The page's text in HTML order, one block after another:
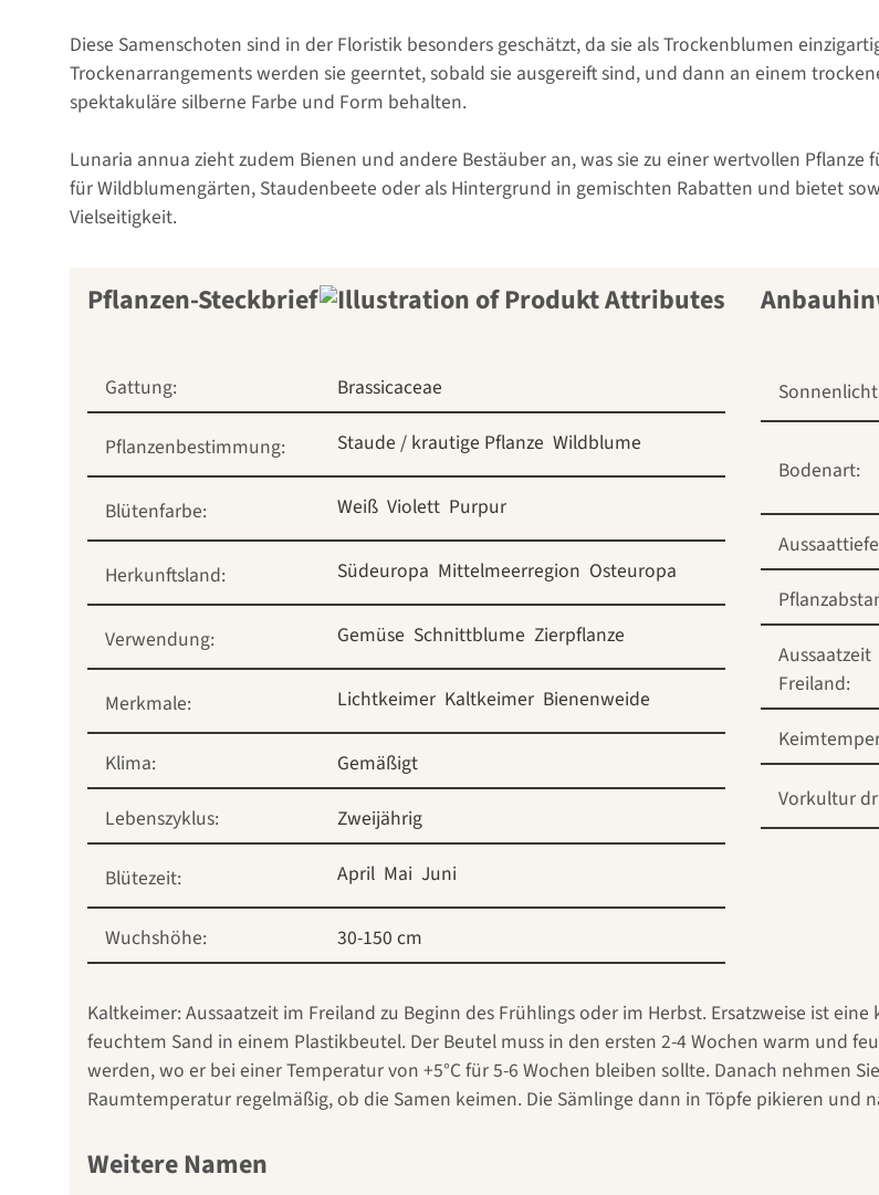
Diese Samenschoten sind in der Floristik besonders geschätzt, da sie als Trockenblumen
Trockenarrangements werden sie geerntet, sobald sie ausgereift sind, und dann an einem
spektakuläre silberne Farbe und Form behalten.
Lunaria annua zieht zudem Bienen und andere Bestäuber an, was sie zu einer wertvollen
für Wildblumengärten, Staudenbeete oder als Hintergrund in gemischten Rabatten und bietet
Vielseitigkeit.
Pflanzen-Steckbrief
Gattung: Brassicaceae
Pflanzenbestimmung: Staude / krautige Pflanze Wildblume
Blütenfarbe: Weiß Violett Purpur
Herkunftsland: Südeuropa Mittelmeerregion Osteuropa
Verwendung: Gemüse Schnittblume Zierpflanze
Merkmale: Lichtkeimer Kaltkeimer Bienenweide
Klima:
Gemäßigt
Lebenszyklus:
Zweijährig
Blütezeit: April Mai Juni
Wuchshöhe: 30-150 cm
Bodenart:
Aussaatzeit
Freiland:
Vorkultur
Kaltkeimer: Aussaatzeit im Freiland zu Beginn des Frühlings oder im Herbst. Ersatzweise ist
feuchtem Sand in einem Plastikbeutel. Der Beutel muss in den ersten 2-4 Wochen warm und
werden, wo er bei einer Temperatur von +5°C für 5-6 Wochen bleiben sollte. Danach nehmen
Raumtemperatur regelmäßig, ob die Samen keimen. Die Sämlinge dann in Töpfe pikieren und
Weitere Namen